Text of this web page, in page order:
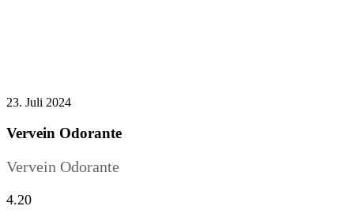
23. Juli 2024
Vervein Odorante
Vervein Odorante
4.20